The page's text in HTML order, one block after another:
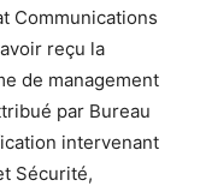
Communications
reçu la
de management
par Bureau
intervenant
Sécurité,